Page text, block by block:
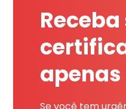
Receba
apenas